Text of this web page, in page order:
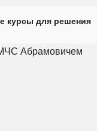
курсы для решения